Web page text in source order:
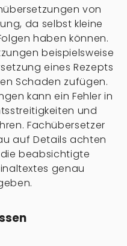
von
da selbst kleine
haben können.
beispielsweise
eines Rezepts
Schaden zufügen.
kann ein Fehler in
und
Fachübersetzer
auf Details achten
beabsichtigte
genau